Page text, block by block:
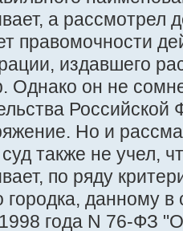
а рассмотрел
правомочности
издавшего
Однако он не
Российской
Но и
также не учел,
по ряду
городка, данному в
года N 76-ФЗ